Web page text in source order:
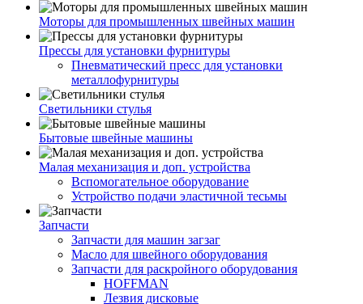
Моторы для промышленных швейных машин
Прессы для установки фурнитуры
Пневматический пресс для установки
металлофурнитуры
Светильники стулья
Бытовые швейные машины
Малая механизация и доп. устройства
Вспомогательное оборудование
Устройство подачи эластичной тесьмы
Запчасти
Запчасти для машин загзаг
Масло для швейного оборудования
Запчасти для раскройного оборудования
HOFFMAN
Лезвия дисковые